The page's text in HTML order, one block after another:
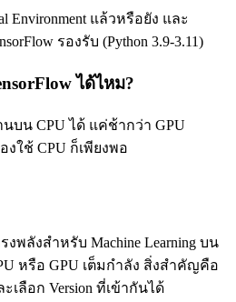
Environment แล้วหรือยัง และ
รองรับ (Python 3.9-3.11)
ได้ไหม?
นบน CPU ได้ แค่ช้ากว่า GPU
ใช้ CPU ก็เพียงพอ
งพลังสำหรับ Machine Learning บน
หรือ GPU เต็มกำลัง สิ่งสำคัญคือ
เลือก Version ที่เข้ากันได้